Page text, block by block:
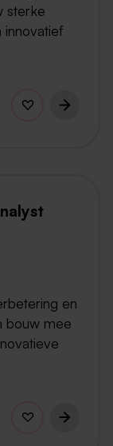
sterke
innovatief
en
bouw mee